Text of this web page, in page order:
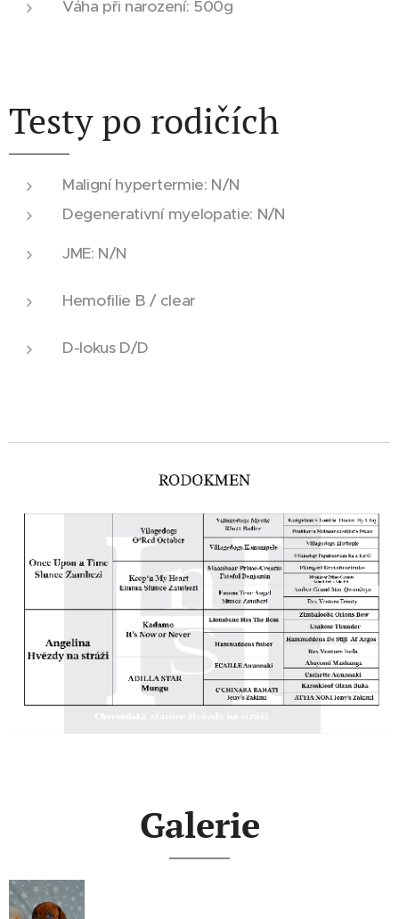
Váha při narození: 500g
Testy po rodičích
Maligní hypertermie: N/N
Degenerativní myelopatie: N/N
JME: N/N
Hemofilie B / clear
D-lokus D/D
Galerie